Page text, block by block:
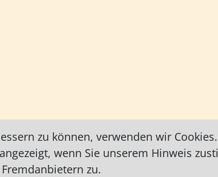
zu können, verwenden wir
wenn Sie unserem Hinweis
zu.